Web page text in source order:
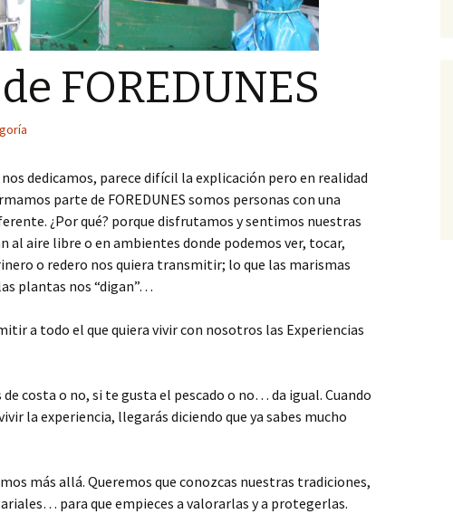
FOREDUNES
dedicamos, parece difícil la explicación pero en realidad
parte de FOREDUNES somos personas con una
¿Por qué? porque disfrutamos y sentimos nuestras
al aire libre o en ambientes donde podemos ver, tocar,
o redero nos quiera transmitir; lo que las marismas
plantas nos “digan”…
a todo el que quiera vivir con nosotros las Experiencias
de costa o no, si te gusta el pescado o no… da igual. Cuando
la experiencia, llegarás diciendo que ya sabes mucho
más allá. Queremos que conozcas nuestras tradiciones,
para que empieces a valorarlas y a protegerlas.